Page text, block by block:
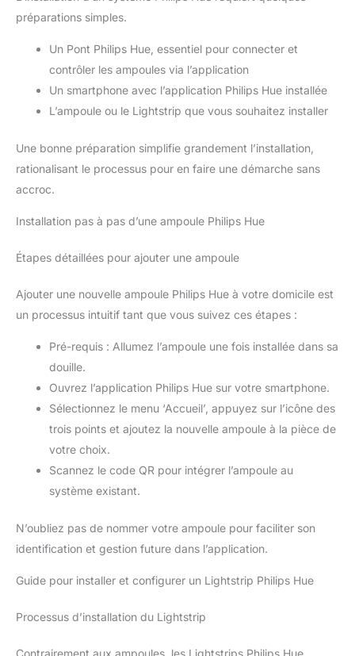
préparations simples.
Un Pont Philips Hue, essentiel pour connecter et
contrôler les ampoules via l’application
Un smartphone avec l’application Philips Hue installée
L’ampoule ou le Lightstrip que vous souhaitez installer
Une bonne préparation simplifie grandement l’installation,
rationalisant le processus pour en faire une démarche sans
accroc.
Installation pas à pas d’une ampoule Philips Hue
Étapes détaillées pour ajouter une ampoule
Ajouter une nouvelle ampoule Philips Hue à votre domicile est
un processus intuitif tant que vous suivez ces étapes :
Pré-requis : Allumez l’ampoule une fois installée dans sa
douille.
Ouvrez l’application Philips Hue sur votre smartphone.
Sélectionnez le menu ‘Accueil’, appuyez sur l’icône des
trois points et ajoutez la nouvelle ampoule à la pièce de
votre choix.
Scannez le code QR pour intégrer l’ampoule au
système existant.
N’oubliez pas de nommer votre ampoule pour faciliter son
identification et gestion future dans l’application.
Guide pour installer et configurer un Lightstrip Philips Hue
Processus d’installation du Lightstrip
Contrairement aux ampoules, les Lightstrips Philips Hue